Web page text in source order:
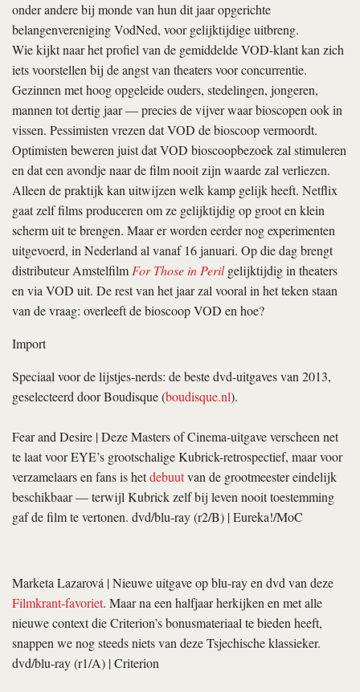
onder andere bij monde van hun dit jaar opgerichte
belangenvereniging VodNed, voor gelijktijdige uitbreng.
Wie kijkt naar het profiel van de gemiddelde VOD-klant kan zich
iets voorstellen bij de angst van theaters voor concurrentie.
Gezinnen met hoog opgeleide ouders, stedelingen, jongeren,
mannen tot dertig jaar — precies de vijver waar bioscopen ook in
vissen. Pessimisten vrezen dat VOD de bioscoop vermoordt.
Optimisten beweren juist dat VOD bioscoopbezoek zal stimuleren
en dat een avondje naar de film nooit zijn waarde zal verliezen.
Alleen de praktijk kan uitwijzen welk kamp gelijk heeft. Netflix
gaat zelf films produceren om ze gelijktijdig op groot en klein
scherm uit te brengen. Maar er worden eerder nog experimenten
uitgevoerd, in Nederland al vanaf 16 januari. Op die dag brengt
distributeur AmstelfilmFor Those in Perilgelijktijdig in theaters
en via VOD uit. De rest van het jaar zal vooral in het teken staan
van de vraag: overleeft de bioscoop VOD en hoe?
Import
Speciaal voor de lijstjes-nerds: de beste dvd-uitgaves van 2013,
geselecteerd door Boudisque (boudisque.nl).
Fear and Desire | Deze Masters of Cinema-­uitgave verscheen net
te laat voor EYE’s grootschalige Kubrick-retrospectief, maar voor
verzamelaars en fans is hetdebuutvan de grootmeester eindelijk
beschikbaar — terwijl Kubrick zelf bij leven nooit toestemming
gaf de film te vertonen. dvd/blu-ray (r2/B) | Eureka!/MoC
Marketa Lazarová | Nieuwe uitgave op blu-ray en dvd van deze
Filmkrant-­favoriet. Maar na een halfjaar herkijken en met alle
nieuwe context die Crite­rion’s bonusmateriaal te bieden heeft,
snappen we nog steeds niets van deze Tsjechische klassieker.
dvd/blu-ray (r1/A) | Criterion